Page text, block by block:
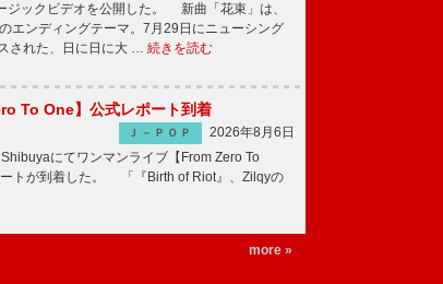
ックビデオを公開した。 新曲「花束」は、
エンディングテーマ。7月29日にニューシング
された、日に日に大 … 続きを読む
To One】公式レポート到着
Ｊ－ＰＯＰ
2026年8月6日
にてワンマンライブ【From Zero To
トが到着した。 「『Birth of Riot』、Zilqyの
more »